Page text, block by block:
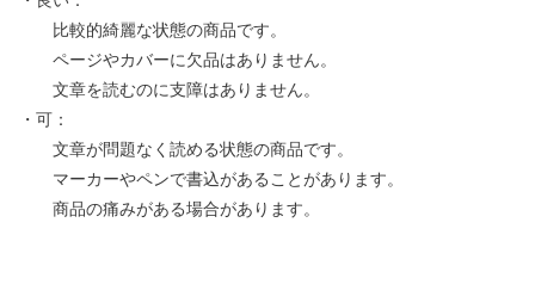
比較的綺麗な状態の商品です。
ページやカバーに欠品はありません。
文章を読むのに支障はありません。
・可：
文章が問題なく読める状態の商品です。
マーカーやペンで書込があることがあります。
商品の痛みがある場合があります。